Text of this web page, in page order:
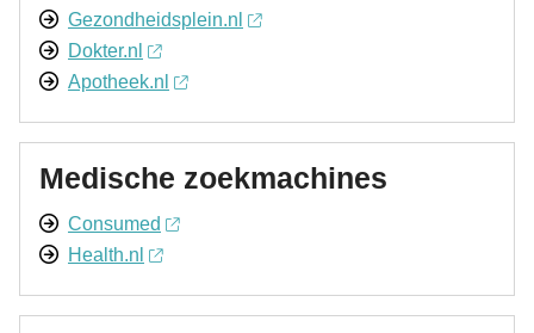
Gezondheidsplein.nl
Dokter.nl
Apotheek.nl
Medische zoekmachines
Consumed
Health.nl